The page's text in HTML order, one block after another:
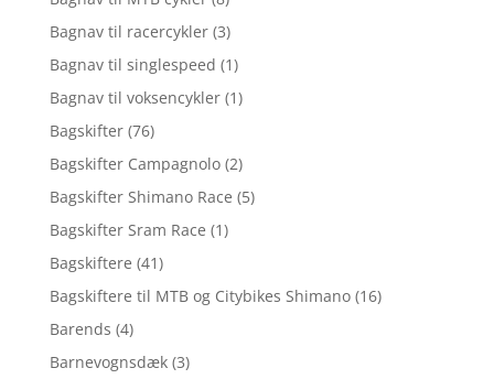
Bagnav til racercykler (3)
Bagnav til singlespeed (1)
Bagnav til voksencykler (1)
Bagskifter (76)
Bagskifter Campagnolo (2)
Bagskifter Shimano Race (5)
Bagskifter Sram Race (1)
Bagskiftere (41)
Bagskiftere til MTB og Citybikes Shimano (16)
Barends (4)
Barnevognsdæk (3)